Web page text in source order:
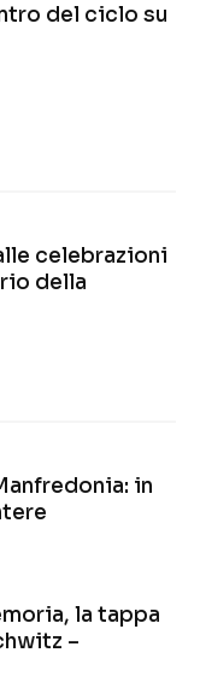
del ciclo su
celebrazioni
della
in
la tappa
–